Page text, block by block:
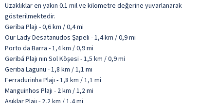
Uzaklıklar en yakın 0.1 mil ve kilometre değerine yuvarlanarak
gösterilmektedir.
Geriba Plajı - 0,6 km / 0,4 mi
Our Lady Desatanudos Şapeli - 1,4 km / 0,9 mi
Porto da Barra - 1,4 km / 0,9 mi
Geribá Plajı nın Sol Köşesi - 1,5 km / 0,9 mi
Geriba Lagünü - 1,8 km / 1,1 mi
Ferradurinha Plajı - 1,8 km / 1,1 mi
Manguinhos Plajı - 2 km / 1,2 mi